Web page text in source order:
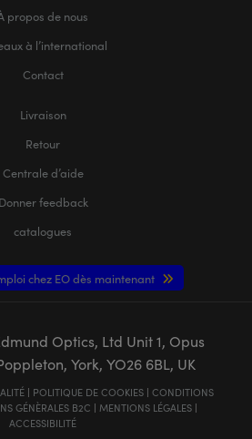
propos de nous
à l’international
Contact
Livraison
Retour
Centrale d’aide
Donner feedback
catalogues
chez EO dès maintenant
Optics, Ltd Unit 1, Opus
York, YO26 6BL, UK
| POLITIQUE DE COOKIES| CONDITIONS
GÉNÈRALES B2C | MENTIONS LÉGALES|
ACCESSIBILITÉ